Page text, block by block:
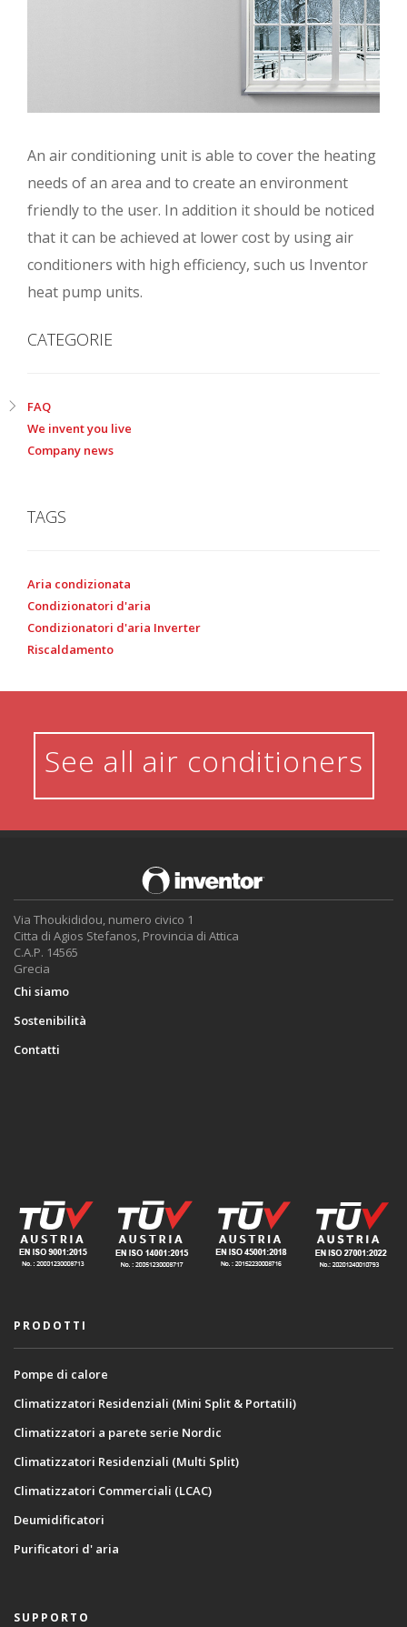
An air conditioning unit is able to cover the heating
needs of an area and to create an environment
friendly to the user. In addition it should be noticed
that it can be achieved at lower cost by using air
conditioners with high efficiency, such us Inventor
heat pump units.
CATEGORIE
FAQ
We invent you live
Company news
TAGS
Aria condizionata
Condizionatori d'aria
Condizionatori d'aria Inverter
Riscaldamento
See all air conditioners
Via Thoukididou, numero civico 1
Citta di Agios Stefanos, Provincia di Attica
C.A.P. 14565
Grecia
Chi siamo
Sostenibilità
Contatti
PRODOTTI
Pompe di calore
Climatizzatori Residenziali (Mini Split & Portatili)
Climatizzatori a parete serie Nordic
Climatizzatori Residenziali (Multi Split)
Climatizzatori Commerciali (LCAC)
Deumidificatori
Purificatori d' aria
SUPPORTO